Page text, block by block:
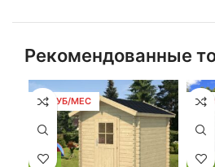
Рекомендованные
36 РУБ/МЕС 74